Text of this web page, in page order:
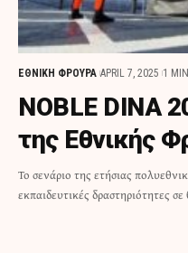
ΕΘΝΙΚΗ ΦΡΟΥΡΑ APRIL 7, 2025 1
NOBLE DINA
της Εθνικής
Το σενάριο της ετήσιας
εκπαιδευτικές δραστηριότητες